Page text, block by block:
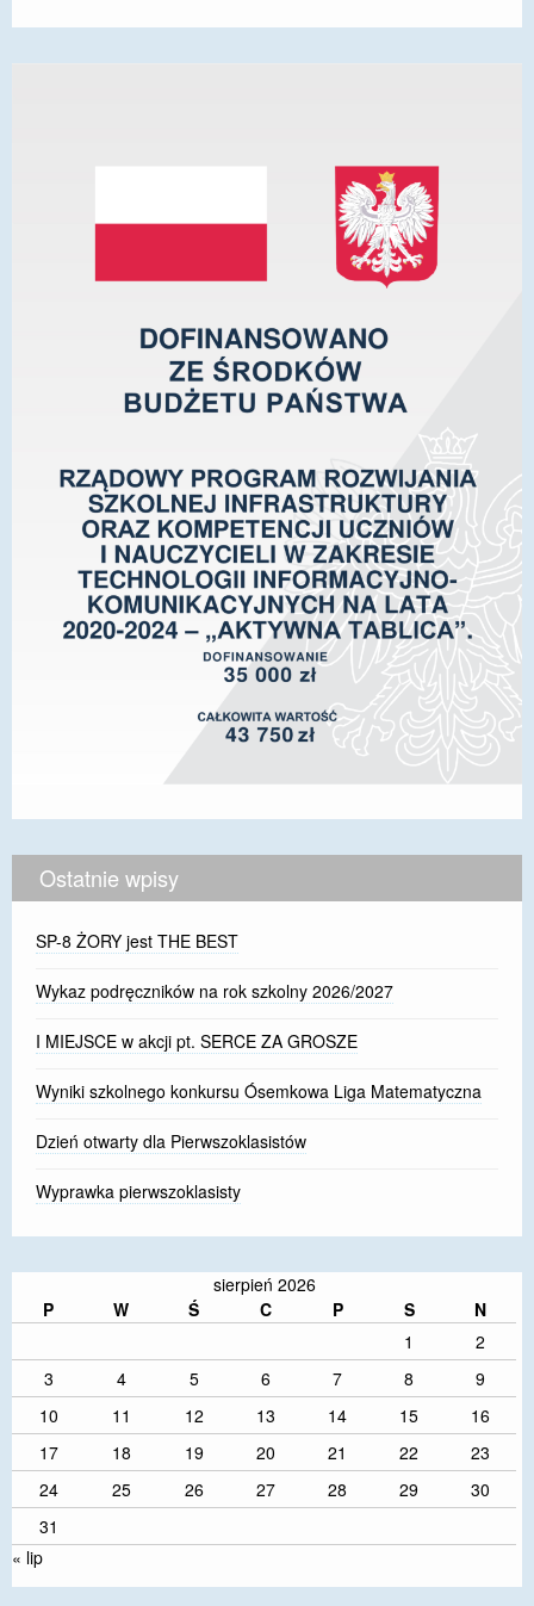
Ostatnie wpisy
SP-8 ŻORY jest THE BEST
Wykaz podręczników na rok szkolny 2026/2027
I MIEJSCE w akcji pt. SERCE ZA GROSZE
Wyniki szkolnego konkursu Ósemkowa Liga Matematyczna
Dzień otwarty dla Pierwszoklasistów
Wyprawka pierwszoklasisty
sierpień 2026
P
W Ś C P S
N
1
2
3
4 5 6 7 8
9
10
11 12 13 14 15
16
17
18 19 20 21 22
23
24
25 26 27 28 29
30
31
« lip